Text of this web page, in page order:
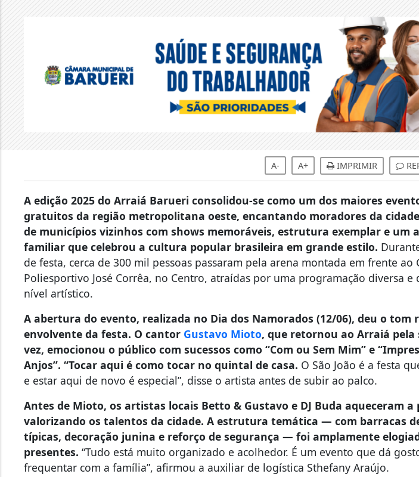
A- A+ IMPRIMIR
A edição 2025 do Arraiá Barueri consolidou-se como um dos maiores
gratuitos da região metropolitana oeste, encantando moradores da
de municípios vizinhos com shows memoráveis, estrutura exemplar e um
familiar que celebrou a cultura popular brasileira em grande estilo.
de festa, cerca de 300 mil pessoas passaram pela arena montada em frente ao
Poliesportivo José Corrêa, no Centro, atraídas por uma programação diversa e
nível artístico.
A abertura do evento, realizada no Dia dos Namorados (12/06), deu o tom
envolvente da festa. O cantor Gustavo Mioto, que retornou ao Arraiá pela
vez, emocionou o público com sucessos como “Com ou Sem Mim” e
Anjos”. “Tocar aqui é como tocar no quintal de casa. O São João é a festa
e estar aqui de novo é especial”, disse o artista antes de subir ao palco.
Antes de Mioto, os artistas locais Betto & Gustavo e DJ Buda aqueceram a
valorizando os talentos da cidade. A estrutura temática — com barracas
típicas, decoração junina e reforço de segurança — foi amplamente
presentes.“Tudo está muito organizado e acolhedor. É um evento que dá
frequentar com a família”, afirmou a auxiliar de logística Sthefany Araújo.